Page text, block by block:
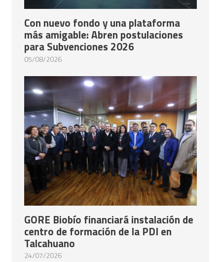
Con nuevo fondo y una plataforma
más amigable: Abren postulaciones
para Subvenciones 2026
05/08/2026
GORE Biobío financiará instalación de
centro de formación de la PDI en
Talcahuano
24/07/2026